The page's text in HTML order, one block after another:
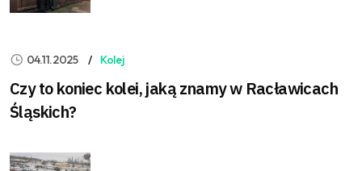
04.11.2025 Kolej
Czy to koniec kolei, jaką znamy w Racławicach
Śląskich?